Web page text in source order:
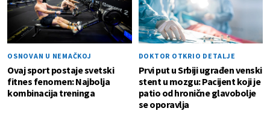
OSNOVAN U NEMAČKOJ
Ovaj sport postaje svetski
fitnes fenomen: Najbolja
kombinacija treninga
DOKTOR OTKRIO DETALJE
Prvi put u Srbiji ugrađen venski
stent u mozgu: Pacijent koji je
patio od hronične glavobolje
se oporavlja